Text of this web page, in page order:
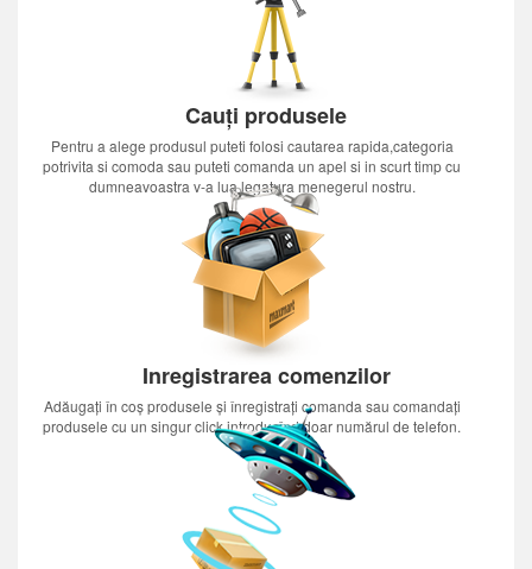
Cauți produsele
Pentru a alege produsul puteti folosi cautarea rapida,categoria
potrivita si comoda sau puteti comanda un apel si in scurt timp cu
dumneavoastra v-a lua legatura menegerul nostru.
Inregistrarea comenzilor
Adăugați în coș produsele și înregistrați comanda sau comandați
produsele cu un singur click introducînd doar numărul de telefon.